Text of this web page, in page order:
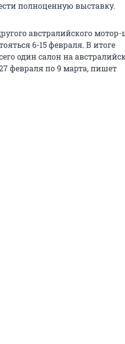
полноценную выставку.
австралийского
6-15 февраля. В итоге
один салон на
февраля по 9 марта, пишет